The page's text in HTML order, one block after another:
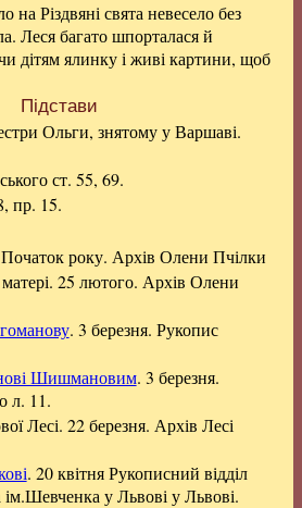
Різдвяні свята невесело без
Леся багато шпорталася й
дітям ялинку і живі картини, щоб
Підстави
Ольги, знятому у Варшаві.
ст. 55, 69.
пр. 15.
року. Архів Олени Пчілки
25 лютого. Архів Олени
. 3 березня. Рукопис
Шишмановим. 3 березня.
л. 11.
Лесі. 22 березня. Архів Лесі
. 20 квітня Рукописний відділ
ім.Шевченка у Львові у Львові.